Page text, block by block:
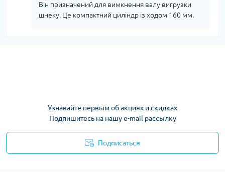
Він призначений для вимкнення валу вигрузки
шнеку. Це компактний циліндр із ходом 160 мм.
Узнавайте первым об акциях и скидках
Подпишитесь на нашу e-mail рассылку
Подписаться